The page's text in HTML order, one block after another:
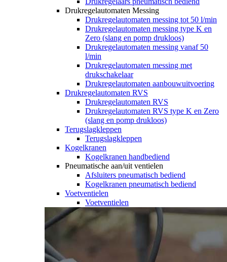
Drukregelautomaten Messing
Drukregelautomaten messing tot 50 l/min
Drukregelautomaten messing type K en
Zero (slang en pomp drukloos)
Drukregelautomaten messing vanaf 50
l/min
Drukregelautomaten messing met
drukschakelaar
Drukregelautomaten aanbouwuitvoering
Drukregelautomaten RVS
Drukregelautomaten RVS
Drukregelautomaten RVS type K en Zero
(slang en pomp drukloos)
Terugslagkleppen
Terugslagkleppen
Kogelkranen
Kogelkranen handbediend
Pneumatische aan/uit ventielen
Afsluiters pneumatisch bediend
Kogelkranen pneumatisch bediend
Voetventielen
Voetventielen